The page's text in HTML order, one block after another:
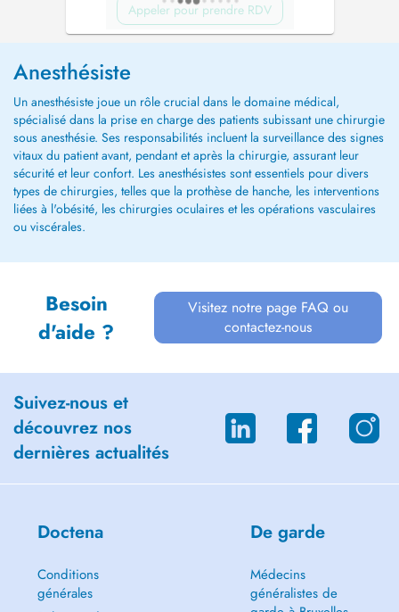
Appeler pour prendre RDV
Anesthésiste
Un anesthésiste joue un rôle crucial dans le domaine médical,
spécialisé dans la prise en charge des patients subissant une chirurgie
sous anesthésie. Ses responsabilités incluent la surveillance des signes
vitaux du patient avant, pendant et après la chirurgie, assurant leur
sécurité et leur confort. Les anesthésistes sont essentiels pour divers
types de chirurgies, telles que la prothèse de hanche, les interventions
liées à l'obésité, les chirurgies oculaires et les opérations vasculaires
ou viscérales.
Besoin
d'aide ?
Visitez notre page FAQ ou
contactez-nous
Suivez-nous et
découvrez nos
dernières actualités
Doctena
Conditions
générales
De garde
Médecins
généralistes de